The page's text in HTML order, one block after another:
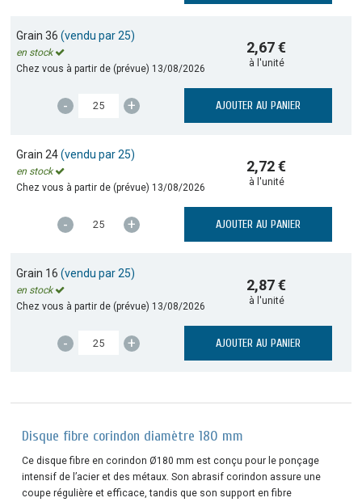
Grain 36(vendu par 25)
en stock
Chez vous à partir de (prévue) 13/08/2026
2,67 €
à l'unité
- + AJOUTER AU PANIER
Grain 24(vendu par 25)
en stock
Chez vous à partir de (prévue) 13/08/2026
2,72 €
à l'unité
- + AJOUTER AU PANIER
Grain 16(vendu par 25)
en stock
Chez vous à partir de (prévue) 13/08/2026
2,87 €
à l'unité
- + AJOUTER AU PANIER
Disque fibre corindon diamètre 180 mm
Ce disque fibre en corindon Ø180 mm est conçu pour le ponçage
intensif de l’acier et des métaux. Son abrasif corindon assure une
coupe régulière et efficace, tandis que son support en fibre